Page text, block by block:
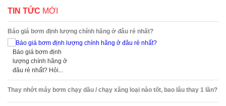
TIN TỨC MỚI
Báo giá bơm định lượng chính hãng ở đâu rẻ nhất?
Báo giá bơm định
lượng chính hãng ở
đâu rẻ nhất? Hỏi...
Thay nhớt máy bơm chạy dầu / chạy xăng loại nào tốt, bao lâu thay 1 lần?